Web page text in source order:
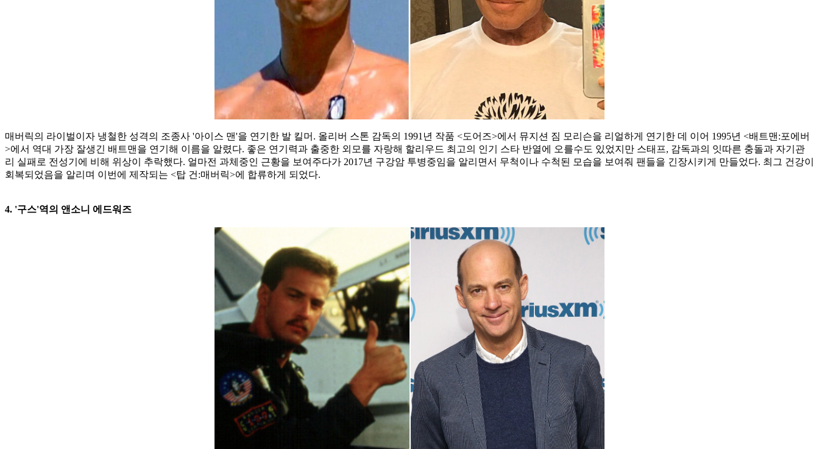
매버릭의 라이벌이자 냉철한 성격의 조종사 '아이스 맨'을 연기한 발 킬머. 올리버 스톤 감독의 1991년 작품 <도어즈>에서 뮤지션 짐 모리슨을 리얼하게 연기한 데 이어 1995년 <배트맨:포에버
>에서 역대 가장 잘생긴 배트맨을 연기해 이름을 알렸다. 좋은 연기력과 출중한 외모를 자랑해 할리우드 최고의 인기 스타 반열에 오를수도 있었지만 스태프, 감독과의 잇따른 충돌과 자기관
리 실패로 전성기에 비해 위상이 추락했다. 얼마전 과체중인 근황을 보여주다가 2017년 구강암 투병중임을 알리면서 무척이나 수척된 모습을 보여줘 팬들을 긴장시키게 만들었다. 최그 건강이
회복되었음을 알리며 이번에 제작되는 <탑 건:매버릭>에 합류하게 되었다.
4. '구스'역의 앤소니 에드워즈